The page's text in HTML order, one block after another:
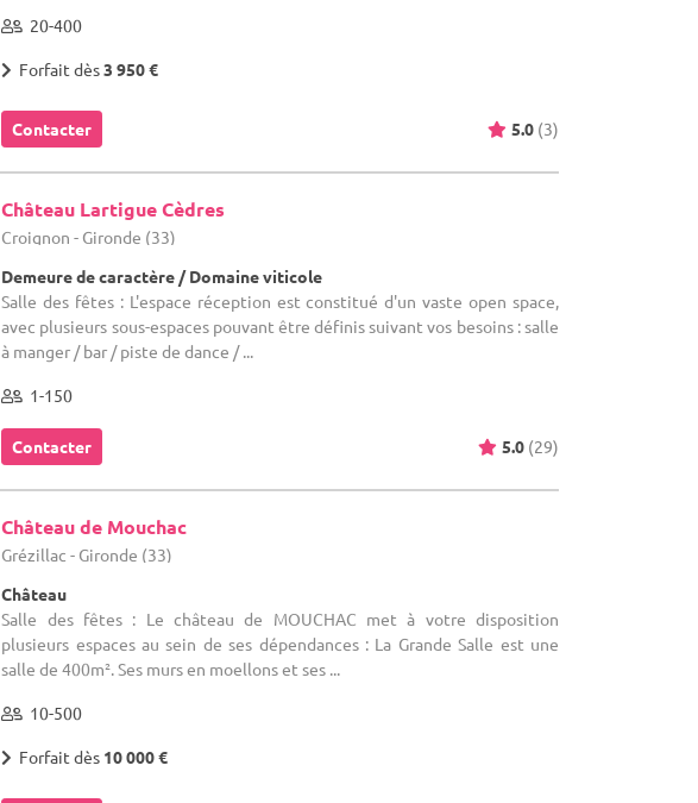
20-400
Forfait dès3 950 €
Contacter 5.0 (3)
Château Lartigue Cèdres
Croignon - Gironde (33)
Demeure de caractère / Domaine viticole
Salle des fêtes : L'espace réception est constitué d'un vaste open space,
avec plusieurs sous-espaces pouvant être définis suivant vos besoins : salle
à manger / bar / piste de dance / ...
1-150
Contacter 5.0 (29)
Château de Mouchac
Grézillac - Gironde (33)
Château
Salle des fêtes : Le château de MOUCHAC met à votre disposition
plusieurs espaces au sein de ses dépendances : La Grande Salle est une
salle de 400m². Ses murs en moellons et ses ...
10-500
Forfait dès 10 000 €